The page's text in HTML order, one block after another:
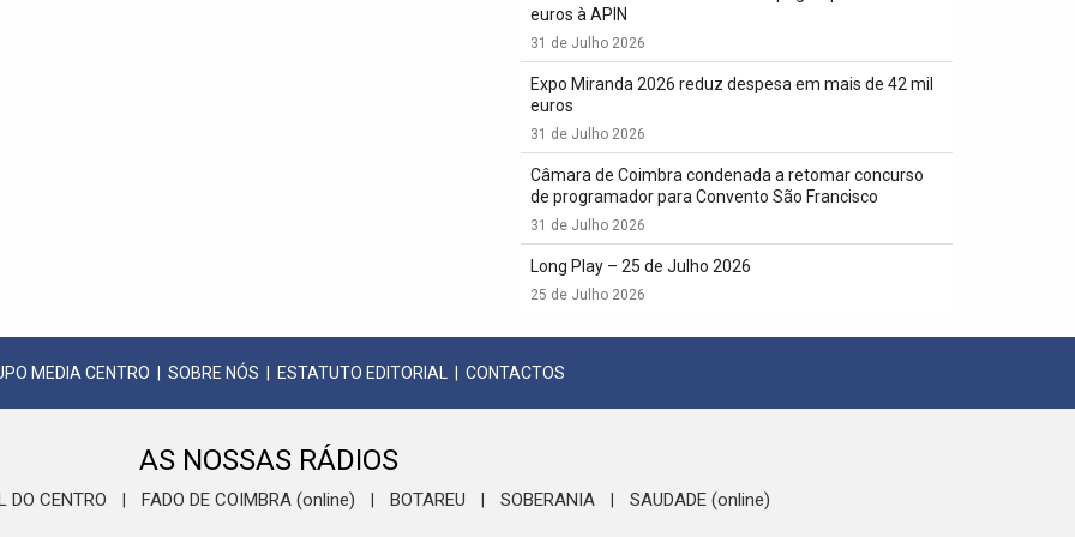
euros à APIN
31 de Julho 2026
Expo Miranda 2026 reduz despesa em mais de 42 mil
euros
31 de Julho 2026
Câmara de Coimbra condenada a retomar concurso
de programador para Convento São Francisco
31 de Julho 2026
Long Play – 25 de Julho 2026
25 de Julho 2026
MEDIA CENTRO SOBRE NÓS ESTATUTO EDITORIAL CONTACTOS
AS NOSSAS RÁDIOS
DO CENTRO FADO DE COIMBRA (online) BOTAREU SOBERANIA SAUDADE (online)